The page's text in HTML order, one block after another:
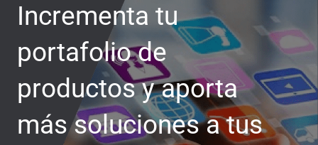
Incrementa tu
portafolio de
productos y aporta
más soluciones a tus